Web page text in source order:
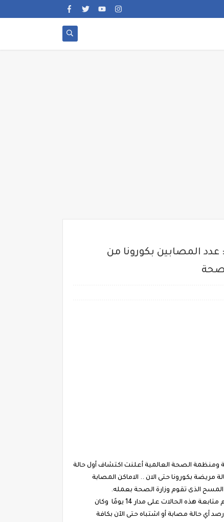
بـ كورونا حتى الآن :: عدد المصابين بكورونا من
, وزارة الصحة والسكان المصرية ومنظمة الصحة العالمية أعلنت اكتشاف أول حالة
حاملة لفيروس كورونا المستجد داخل البلاد لشخص "أجنبى".عاجل وصول عدد الحالات المصابة بفيروس كورونا فى مصر إلى 1 حالة مريضة بكورونا حتى الان .. الاماكن المصابة
الذى تقوم وزارة الصحة بعمله.
تم إعادة التحليل 3 مرات متتالية، وجميعها أكدت أن الشخص حامل للمرض وليس مريضا، ولا يوجد لديه أى أعراض، مشيرة إلى أنه سيتم متابعة هذه الحالات على مدار 14 يومًا وكان
أي حالة مصابة أو اشتباه حتى الآن بكافة